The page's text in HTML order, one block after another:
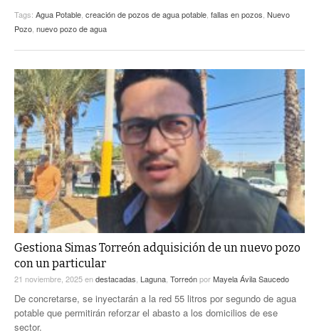
Tags: Agua Potable creación de pozos de agua potable fallas en pozos Nuevo
Pozo nuevo pozo de agua
Gestiona Simas Torreón adquisición de un nuevo pozo
con un particular
21 noviembre, 2025endestacadas Laguna TorreónporMayela Ávila Saucedo
De concretarse, se inyectarán a la red 55 litros por segundo de agua
potable que permitirán reforzar el abasto a los domicilios de ese
sector.